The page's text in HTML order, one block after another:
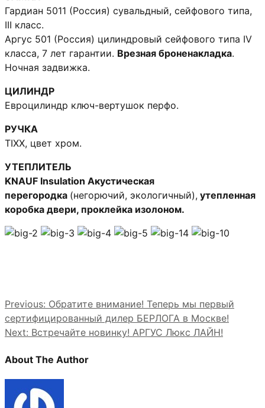
Гардиан 5011 (Россия) сувальдный, сейфового типа,
III класс.
Аргус 501 (Россия) цилиндровый сейфового типа IV
класса, 7 лет гарантии. Врезная броненакладка.
Ночная задвижка.
ЦИЛИНДР
Евроцилиндр ключ-вертушок перфо.
РУЧКА
TIXX, цвет хром.
УТЕПЛИТЕЛЬ
KNAUF Insulation Акустическая
перегородка (негорючий, экологичный), утепленная
коробка двери, проклейка изолоном.
Previous: Обратите внимание! Теперь мы первый
сертифицированный дилер БЕРЛОГА в Москве!
Next: Встречайте новинку! АРГУС Люкс ЛАЙН!
About The Author